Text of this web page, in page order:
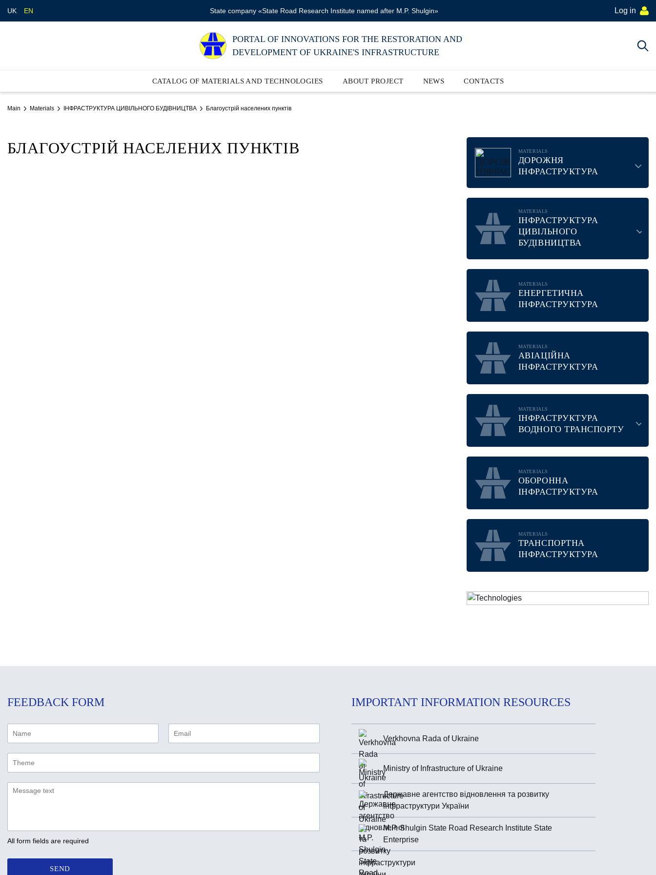
UK EN State company «State Road Research Institute named after M.P. Shulgin» Log in
PORTAL OF INNOVATIONS FOR THE RESTORATION AND
DEVELOPMENT OF UKRAINE'S INFRASTRUCTURE
CATALOG OF MATERIALS AND TECHNOLOGIES ABOUT PROJECT NEWS CONTACTS
Main Materials ІНФРАСТРУКТУРА ЦИВІЛЬНОГО БУДІВНИЦТВА Благоустрій населених пунктів
БЛАГОУСТРІЙ НАСЕЛЕНИХ ПУНКТІВ MATERIALS
ДОРОЖНЯ
ІНФРАСТРУКТУРА
MATERIALS
ІНФРАСТРУКТУРА
ЦИВІЛЬНОГО
БУДІВНИЦТВА
MATERIALS
ЕНЕРГЕТИЧНА
ІНФРАСТРУКТУРА
MATERIALS
АВІАЦІЙНА
ІНФРАСТРУКТУРА
MATERIALS
ІНФРАСТРУКТУРА
ВОДНОГО ТРАНСПОРТУ
MATERIALS
ОБОРОННА
ІНФРАСТРУКТУРА
MATERIALS
ТРАНСПОРТНА
ІНФРАСТРУКТУРА
FEEDBACK FORM
All form fields are required
SEND
IMPORTANT INFORMATION RESOURCES
Verkhovna Rada of Ukraine
Ministry of Infrastructure of Ukraine
Державне агентство відновлення та розвитку
інфраструктури України
M.P. Shulgin State Road Research Institute State
Enterprise